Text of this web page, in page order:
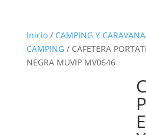
Inicio/ CAMPING Y
CAMPING/ CAFETERA
NEGRA MUVIP MV0646